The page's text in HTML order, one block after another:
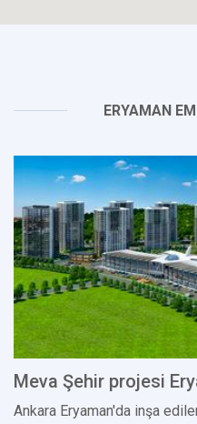
ERYAMAN
Meva Şehir projesi
Ankara Eryaman'da inşa